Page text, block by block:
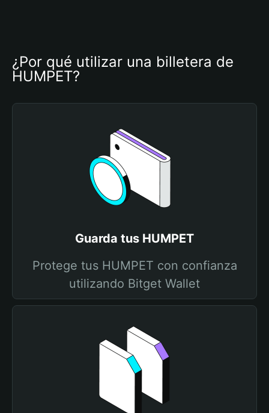
¿Por qué utilizar una billetera de
HUMPET?
Guarda tus HUMPET
Protege tus HUMPET con confianza
utilizando Bitget Wallet